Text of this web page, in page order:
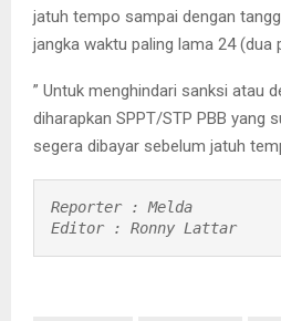
jatuh tempo sampai dengan
jangka waktu paling lama 24 (dua
” Untuk menghindari sanksi atau
diharapkan SPPT/STP PBB yang
segera dibayar sebelum jatuh
Reporter : Melda
Editor : Ronny Lattar